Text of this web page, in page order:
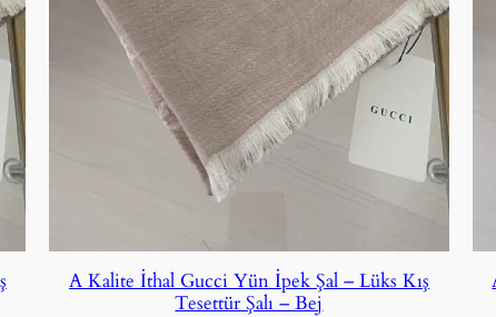
A Kalite İthal Gucci Yün İpek Şal – Lüks Kış
Tesettür Şalı – Bej